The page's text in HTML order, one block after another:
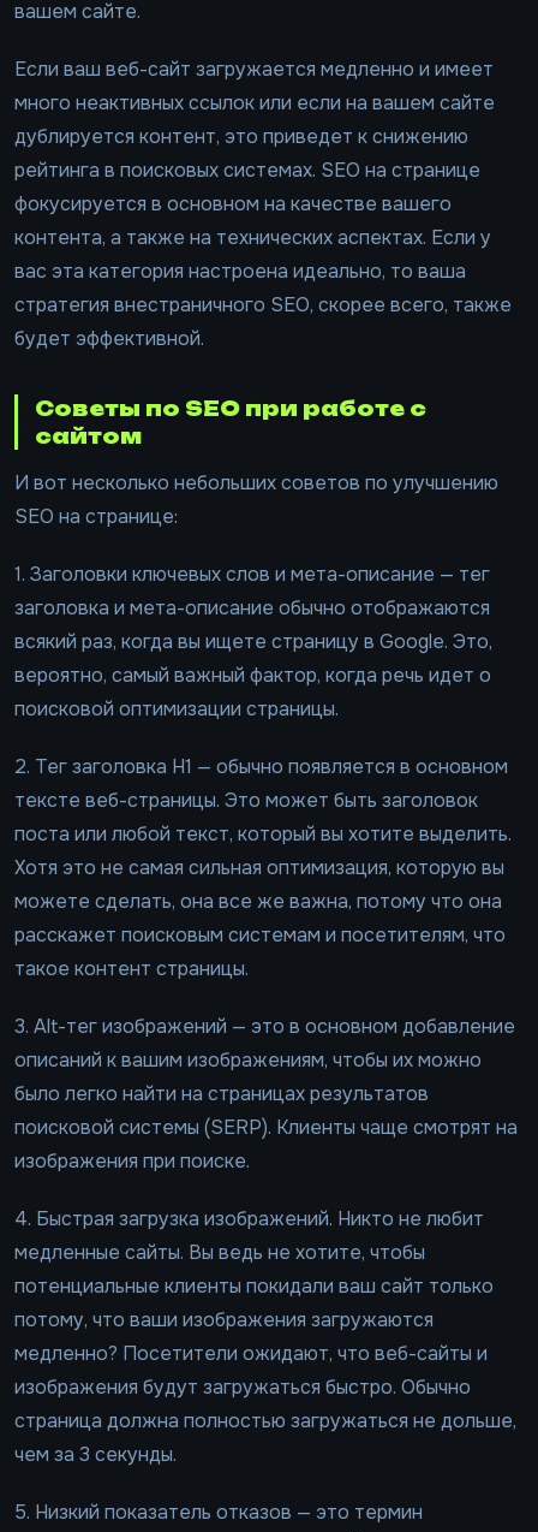
вашем сайте.
Если ваш веб-сайт загружается медленно и имеет
много неактивных ссылок или если на вашем сайте
дублируется контент, это приведет к снижению
рейтинга в поисковых системах. SEO на странице
фокусируется в основном на качестве вашего
контента, а также на технических аспектах. Если у
вас эта категория настроена идеально, то ваша
стратегия внестраничного SEO, скорее всего, также
будет эффективной.
Советы по SEO при работе с
сайтом
И вот несколько небольших советов по улучшению
SEO на странице:
1. Заголовки ключевых слов и мета-описание — тег
заголовка и мета-описание обычно отображаются
всякий раз, когда вы ищете страницу в Google. Это,
вероятно, самый важный фактор, когда речь идет о
поисковой оптимизации страницы.
2. Тег заголовка H1 — обычно появляется в основном
тексте веб-страницы. Это может быть заголовок
поста или любой текст, который вы хотите выделить.
Хотя это не самая сильная оптимизация, которую вы
можете сделать, она все же важна, потому что она
расскажет поисковым системам и посетителям, что
такое контент страницы.
3. Alt-тег изображений — это в основном добавление
описаний к вашим изображениям, чтобы их можно
было легко найти на страницах результатов
поисковой системы (SERP). Клиенты чаще смотрят на
изображения при поиске.
4. Быстрая загрузка изображений. Никто не любит
медленные сайты. Вы ведь не хотите, чтобы
потенциальные клиенты покидали ваш сайт только
потому, что ваши изображения загружаются
медленно? Посетители ожидают, что веб-сайты и
изображения будут загружаться быстро. Обычно
страница должна полностью загружаться не дольше,
чем за 3 секунды.
5. Низкий показатель отказов — это термин